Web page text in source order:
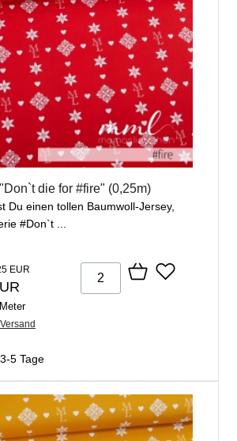
die for #fire" (0,25m)
Du einen tollen Baumwoll-Jersey,
#Don`t ...
EUR
Versand
5 Tage